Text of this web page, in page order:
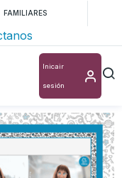
FAMILIARES
Inicair
sesión